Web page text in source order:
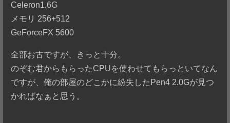
Celeron1.6G
メモリ 256+512
GeForceFX 5600
全部お古ですが、きっと十分。
のぞむ君からもらったCPUを使わせてもらっといてなん
ですが、俺の部屋のどこかに紛失したPen4 2.0Gが見つ
かればなぁと思う。